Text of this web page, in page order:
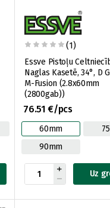
(1)
Essve Pistoļu
Naglas Kasetē, 34°, D
M-Fusion (2.8x60mm
(2800gab))
76.51 €/pcs
60mm
90mm
Uz